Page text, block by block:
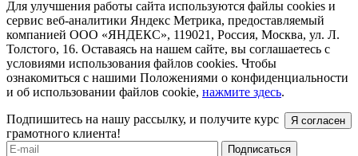
Для улучшения работы сайта используются файлы cookies и
сервис веб-аналитики Яндекс Метрика, предоставляемый
компанией ООО «ЯНДЕКС», 119021, Россия, Москва, ул. Л.
Толстого, 16. Оставаясь на нашем сайте, вы соглашаетесь с
условиями использования файлов cookies. Чтобы
ознакомиться с нашими Положениями о конфиденциальности
и об использовании файлов cookie, нажмите здесь.
Я согласен
Подпишитесь на нашу рассылку, и получите курс
грамотного клиента!